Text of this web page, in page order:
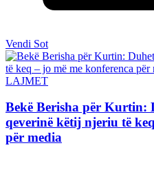
Vendi Sot
LAJMET
Bekë Berisha për Kurtin:
qeverinë këtij njeriu të
për media